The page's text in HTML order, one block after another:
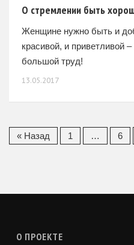
О стремлении быть
Женщине нужно быть и
красивой, и приветливой
большой труд!
13.05.2017
« Назад 1 … 6
О ПРОЕКТЕ